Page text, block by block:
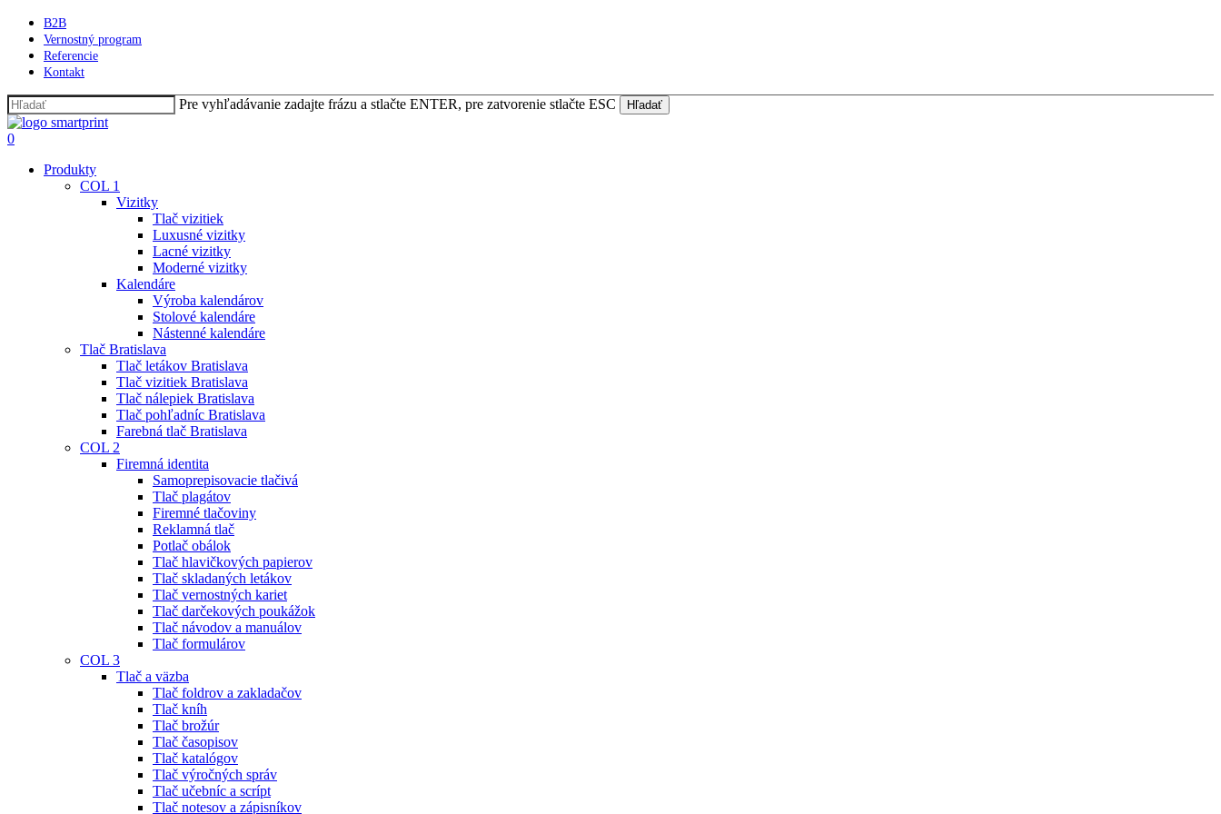
Skip
main
content
B2B
Vernostný program
Referencie
Kontakt
Pre vyhľadávanie zadajte frázu a stlačte ENTER, pre zatvorenie stlačte ESC Hľadať
Close
Search
Hľadať
0
Produkty
COL 1
Vizitky
Tlač vizitiek
Luxusné vizitky
Lacné vizitky
Moderné vizitky
Kalendáre
Výroba kalendárov
Stolové kalendáre
Nástenné kalendáre
Tlač Bratislava
Tlač letákov Bratislava
Tlač vizitiek Bratislava
Tlač nálepiek Bratislava
Tlač pohľadníc Bratislava
Farebná tlač Bratislava
COL 2
Firemná identita
Samoprepisovacie tlačivá
Tlač plagátov
Firemné tlačoviny
Reklamná tlač
Potlač obálok
Tlač hlavičkových papierov
Tlač skladaných letákov
Tlač vernostných kariet
Tlač darčekových poukážok
Tlač návodov a manuálov
Tlač formulárov
COL 3
Tlač a väzba
Tlač foldrov a zakladačov
Tlač kníh
Tlač brožúr
Tlač časopisov
Tlač katalógov
Tlač výročných správ
Tlač učebníc a scrípt
Tlač notesov a zápisníkov